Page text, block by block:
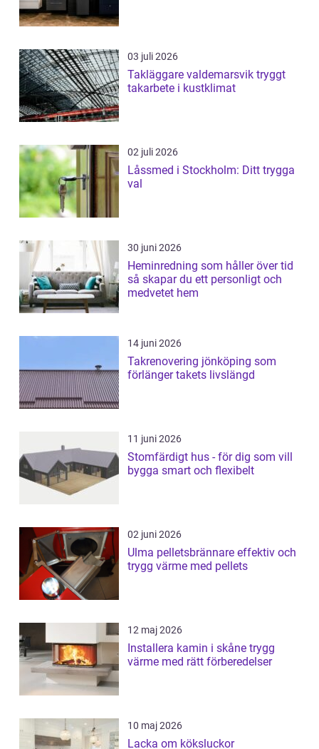
03 juli 2026
Takläggare valdemarsvik tryggt
takarbete i kustklimat
02 juli 2026
Låssmed i Stockholm: Ditt trygga
val
30 juni 2026
Heminredning som håller över tid
så skapar du ett personligt och
medvetet hem
14 juni 2026
Takrenovering jönköping som
förlänger takets livslängd
11 juni 2026
Stomfärdigt hus - för dig som vill
bygga smart och flexibelt
02 juni 2026
Ulma pelletsbrännare effektiv och
trygg värme med pellets
12 maj 2026
Installera kamin i skåne trygg
värme med rätt förberedelser
10 maj 2026
Lacka om köksluckor